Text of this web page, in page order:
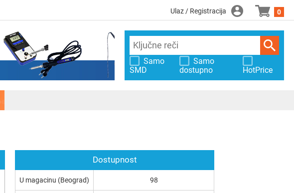
Ulaz / Registracija 0
Samo
SMD
Samo
dostupno
HotPrice
Dostupnost
U magacinu (Beograd) 98